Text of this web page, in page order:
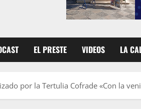
EL PRESTE VIDEOS LA
por la Tertulia Cofrade «Con la